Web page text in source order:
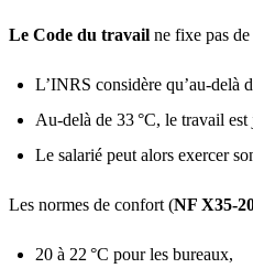
Le Code du travail ne fixe pas
L’INRS considère qu’au-delà
Au-delà de 33 °C, le travail est
Le salarié peut alors exercer
Les normes de confort (NF X35-
20 à 22 °C pour les bureaux,